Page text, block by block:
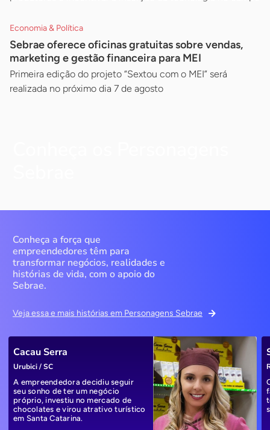
Economia & Política
Sebrae oferece oficinas gratuitas sobre vendas,
marketing e gestão financeira para MEI
Primeira edição do projeto “Sextou com o MEI” será
realizada no próximo dia 7 de agosto
Conheça a força que
empreendedores têm para
transformar negócios, realidades e
histórias de vida, com o apoio do
Sebrae.
Veja essa e mais histórias em Personagens Sebrae
Cacau Serra
Urubici / SC
A empreendedora decidiu seguir
seu sonho de ter um negócio
próprio, investiu no mercado de
chocolates e virou atrativo turístico
em Santa Catarina.